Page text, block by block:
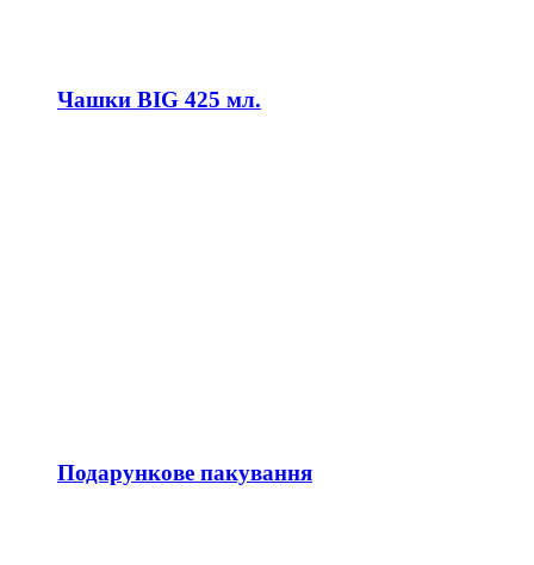
Чашки BIG 425 мл.
Подарункове пакування